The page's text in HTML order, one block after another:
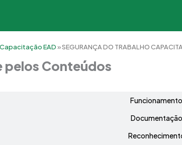
Capacitação EAD»SEGURANÇA DO TRABALHO
pelos Conteúdos
Funcionamento
Documentação